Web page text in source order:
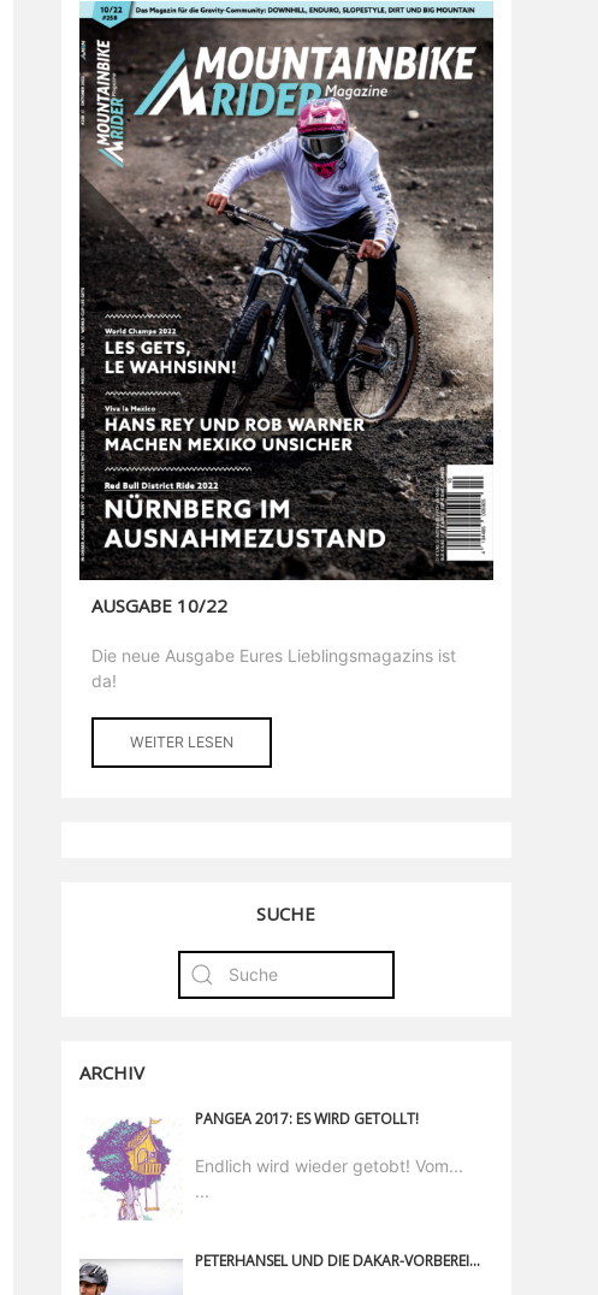
AUSGABE 10/22
Die neue Ausgabe Eures Lieblingsmagazins ist
da!
WEITER LESEN
SUCHE
ARCHIV
PANGEA 2017: ES WIRD GETOLLT!
Endlich wird wieder getobt! Vom...
...
PETERHANSEL UND DIE DAKAR-VORBEREITUNG MIT E-MTB. DAS GEHEIMNIS SEINES TRAININGS